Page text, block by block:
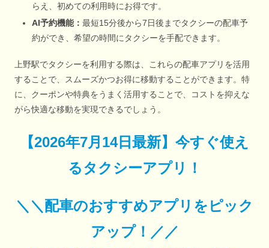
らえ、初めての利用時にお得です。
AI予約機能： 最短15分後から7日後までタクシーの配車予
約ができ、希望の時間にタクシーを手配できます。
上野駅でタクシーを利用する際は、これらの配車アプリを活用
することで、スムーズかつお得に移動することができます。特
に、クーポンや特典をうまく活用することで、コストを抑えな
がら快適な移動を実現できるでしょう。
【2026年7月14日最新】 今すぐ使え
るタクシーアプリ！
＼＼配車のおすすめアプリをピック
アップ！／／